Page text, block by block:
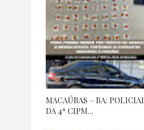
MACAÚBAS – BA:
DA 4ª CIPM...